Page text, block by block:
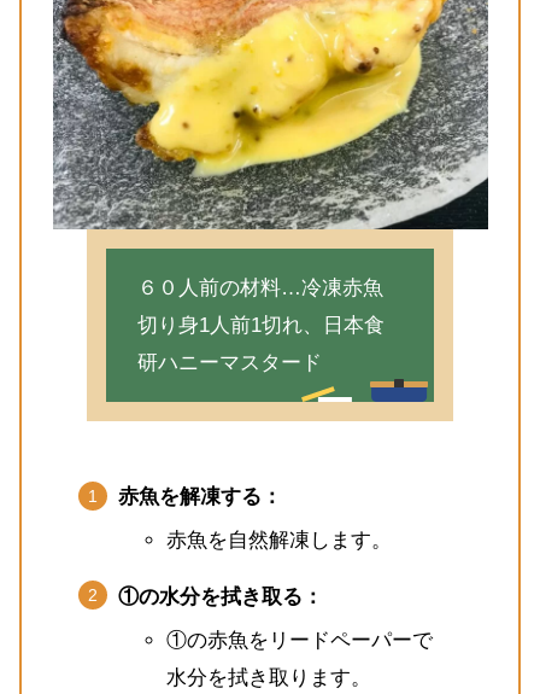
６０人前の材料…冷凍赤魚
切り身1人前1切れ、日本食
研ハニーマスタード
赤魚を解凍する：
赤魚を自然解凍します。
①の水分を拭き取る：
①の赤魚をリードペーパーで
水分を拭き取ります。